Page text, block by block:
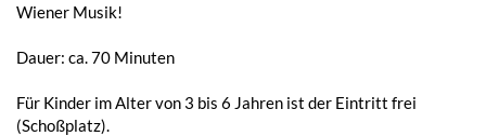
Wiener Musik!
Dauer: ca. 70 Minuten
Für Kinder im Alter von 3 bis 6 Jahren ist der Eintritt frei
(Schoßplatz).